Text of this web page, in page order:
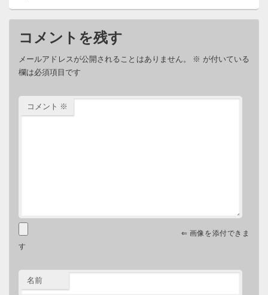
コメントを残す
メールアドレスが公開されることはありません。 ※ が付いている
欄は必須項目です
コメント ※
⇐ 画像を添付できま
す
名前